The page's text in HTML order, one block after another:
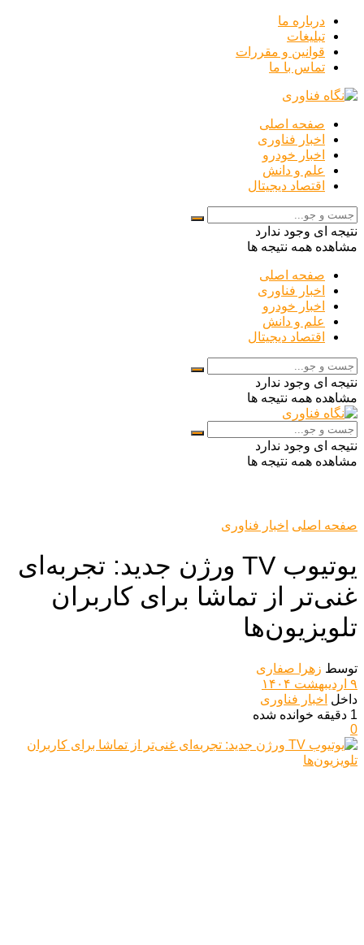
درباره ما
تبلیغات
قوانین و مقررات
تماس با ما
صفحه اصلی
اخبار فناوری
اخبار خودرو
علم و دانش
اقتصاد دیجیتال
نتیجه ای وجود ندارد
مشاهده همه نتیجه ها
صفحه اصلی
اخبار فناوری
اخبار خودرو
علم و دانش
اقتصاد دیجیتال
نتیجه ای وجود ندارد
مشاهده همه نتیجه ها
نتیجه ای وجود ندارد
مشاهده همه نتیجه ها
صفحه اصلی اخبار فناوری
یوتیوب TV ورژن جدید: تجربه‌ای
غنی‌تر از تماشا برای کاربران
تلویزیون‌ها
توسط زهرا صفاری
۹ اردیبهشت ۱۴۰۴
داخل اخبار فناوری
1 دقیقه خوانده شده
0